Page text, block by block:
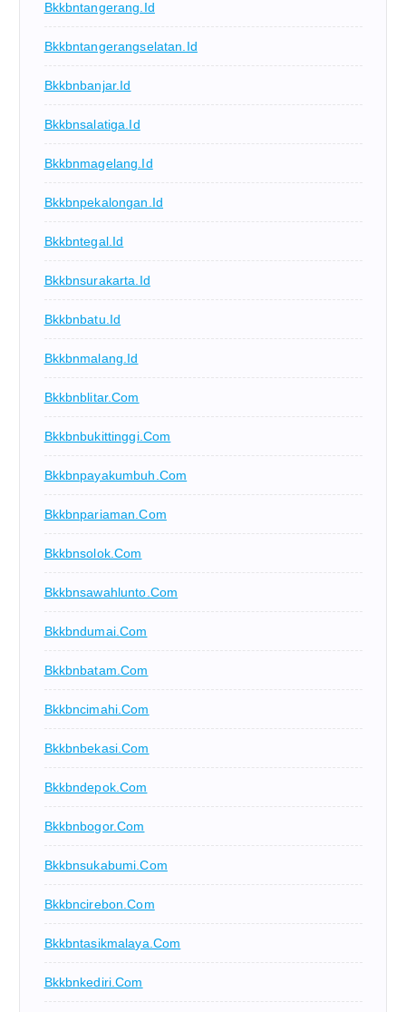
Bkkbntangerang.id
Bkkbntangerangselatan.id
Bkkbnbanjar.id
Bkkbnsalatiga.id
Bkkbnmagelang.id
Bkkbnpekalongan.id
Bkkbntegal.id
Bkkbnsurakarta.id
Bkkbnbatu.id
Bkkbnmalang.id
Bkkbnblitar.com
Bkkbnbukittinggi.com
Bkkbnpayakumbuh.com
Bkkbnpariaman.com
Bkkbnsolok.com
Bkkbnsawahlunto.com
Bkkbndumai.com
Bkkbnbatam.com
Bkkbncimahi.com
Bkkbnbekasi.com
Bkkbndepok.com
Bkkbnbogor.com
Bkkbnsukabumi.com
Bkkbncirebon.com
Bkkbntasikmalaya.com
Bkkbnkediri.com